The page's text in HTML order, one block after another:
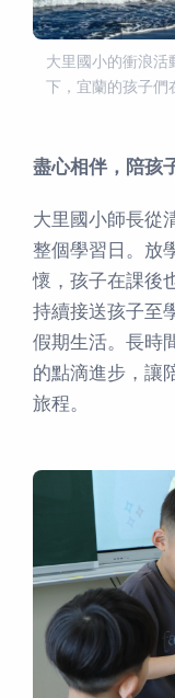
大里國小的衝浪活
下，宜蘭的孩子
盡心相伴，陪孩
大里國小師長從
整個學習日。放
懷，孩子在課後
持續接送孩子至
假期生活。長時
的點滴進步，讓
旅程。